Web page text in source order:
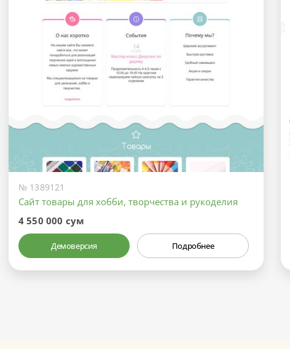
№ 1389121
Сайт товары для хобби, творчества и рукоделия
4 550 000 сум
Демоверсия Подробнее